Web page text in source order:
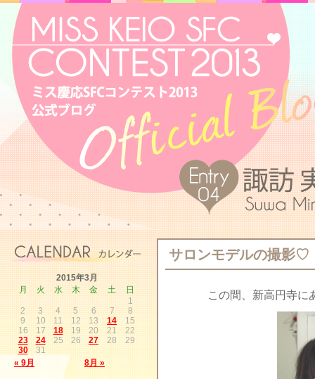
サロンモデルの撮影♡
この間、新高円寺に
2015年3月
月
火 水 木 金 土 日
« 9月 8月 »
1
2
3 4 5 6 7
8
9
10 11 12 13 14
15
16
17 18 19 20 21
22
23
24 25 26 27 28
29
30
31